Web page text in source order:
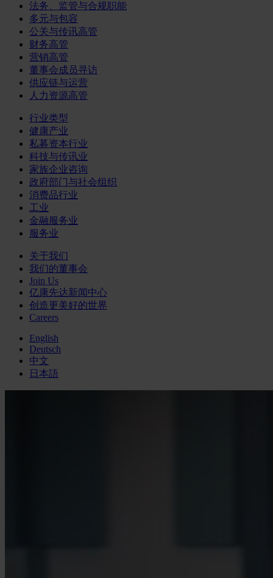
法务、监管与合规职能
多元与包容
公关与传讯高管
财务高管
营销高管
董事会成员寻访
供应链与运营
人力资源高管
行业类型
健康产业
私募资本行业
科技与传讯业
家族企业咨询
政府部门与社会组织
消费品行业
工业
金融服务业
服务业
关于我们
我们的董事会
Join Us
亿康先达新闻中心
创造更美好的世界
Careers
English
Deutsch
中文
日本語